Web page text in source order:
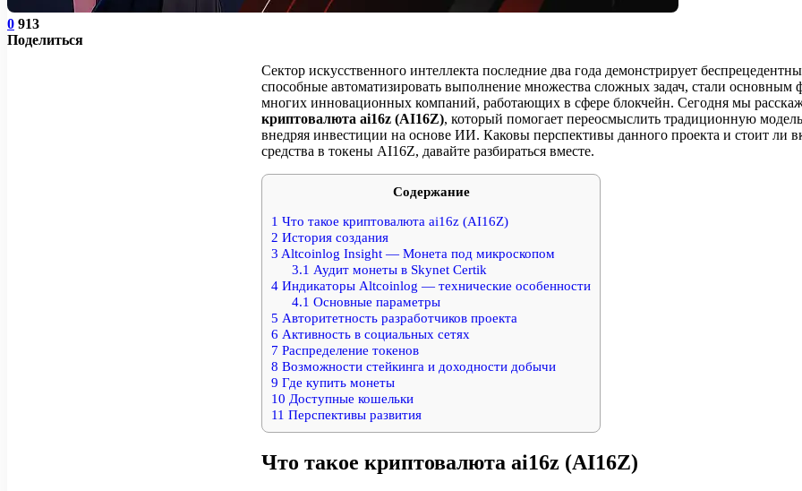
0 913
Поделиться
Сектор искусственного интеллекта последние два года демонстрирует
способные автоматизировать выполнение множества сложных задач, стали основным
многих инновационных компаний, работающих в сфере блокчейн. Сегодня мы
криптовалюта ai16z (AI16Z), который помогает переосмыслить традиционную
внедряя инвестиции на основе ИИ. Каковы перспективы данного проекта и стоит ли
средства в токены AI16Z, давайте разбираться вместе.
Содержание
1 Что такое криптовалюта ai16z (AI16Z)
2 История создания
3 Altcoinlog Insight — Монета под микроскопом
3.1 Аудит монеты в Skynet Certik
4 Индикаторы Altcoinlog — технические особенности
4.1 Основные параметры
5 Авторитетность разработчиков проекта
6 Активность в социальных сетях
7 Распределение токенов
8 Возможности стейкинга и доходности добычи
9 Где купить монеты
10 Доступные кошельки
11 Перспективы развития
Что такое криптовалюта ai16z (AI16Z)